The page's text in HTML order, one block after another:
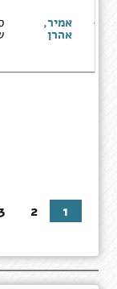
-
אמיר,
אהרן
1
2